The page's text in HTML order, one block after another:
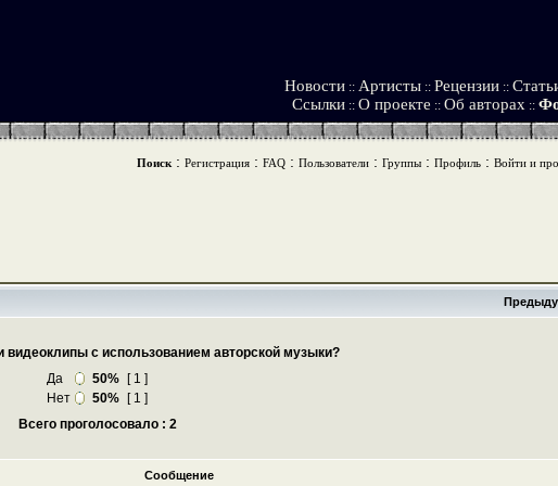
Новости :: Артисты :: Рецензии ::
Ссылки :: О проекте :: Об авторах ::
Поиск: Регистрация: FAQ: Пользователи: Группы: Профиль: Войти и
видеоклипы с использованием авторской музыки?
Да
50%
[ 1 ]
Нет
50%
[ 1 ]
Всего проголосовало : 2
Сообщение